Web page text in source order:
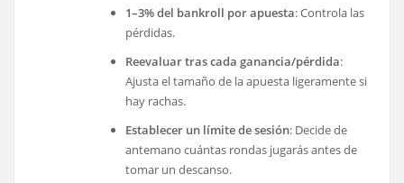
1–3% del bankroll por apuesta: Controla las
pérdidas.
Reevaluar tras cada ganancia/pérdida:
Ajusta el tamaño de la apuesta ligeramente si
hay rachas.
Establecer un límite de sesión: Decide de
antemano cuántas rondas jugarás antes de
tomar un descanso.